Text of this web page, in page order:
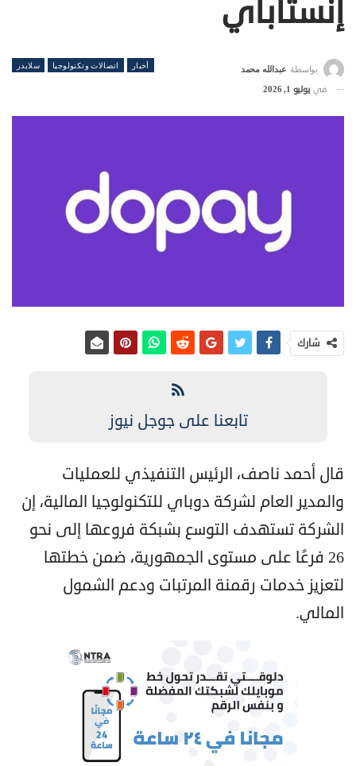
إنستاباي
أخبار اتصالات وتكنولوجيا سلايدر بواسطة عبدالله محمد
في يوليو 1, 2026
شارك
تابعنا على جوجل نيوز
قال أحمد ناصف، الرئيس التنفيذي للعمليات
والمدير العام لشركة دوباي للتكنولوجيا المالية، إن
الشركة تستهدف التوسع بشبكة فروعها إلى نحو
26 فرعًا على مستوى الجمهورية، ضمن خطتها
لتعزيز خدمات رقمنة المرتبات ودعم الشمول
المالي.